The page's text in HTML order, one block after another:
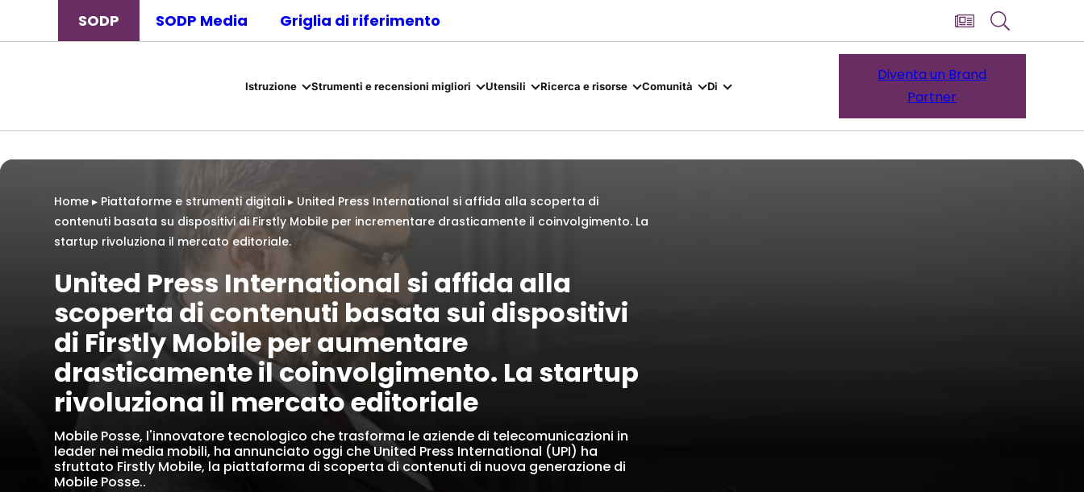
SODP SODP Media Griglia di riferimento
Istruzione Strumenti e recensioni migliori Utensili Ricerca e risorse Comunità Di
Diventa un Brand
Partner
Home ▸ Piattaforme e strumenti digitali ▸ United Press International si affida alla scoperta di
contenuti basata su dispositivi di Firstly Mobile per incrementare drasticamente il coinvolgimento. La
startup rivoluziona il mercato editoriale.
United Press International si affida alla
scoperta di contenuti basata sui dispositivi
di Firstly Mobile per aumentare
drasticamente il coinvolgimento. La startup
rivoluziona il mercato editoriale
Mobile Posse, l'innovatore tecnologico che trasforma le aziende di telecomunicazioni in
leader nei media mobili, ha annunciato oggi che United Press International (UPI) ha
sfruttato Firstly Mobile, la piattaforma di scoperta di contenuti di nuova generazione di
Mobile Posse..